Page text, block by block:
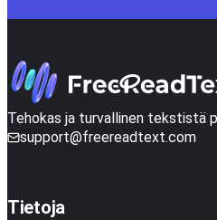
Tehokas ja turvallinen tekstistä
support@freereadtext.com
Tietoja